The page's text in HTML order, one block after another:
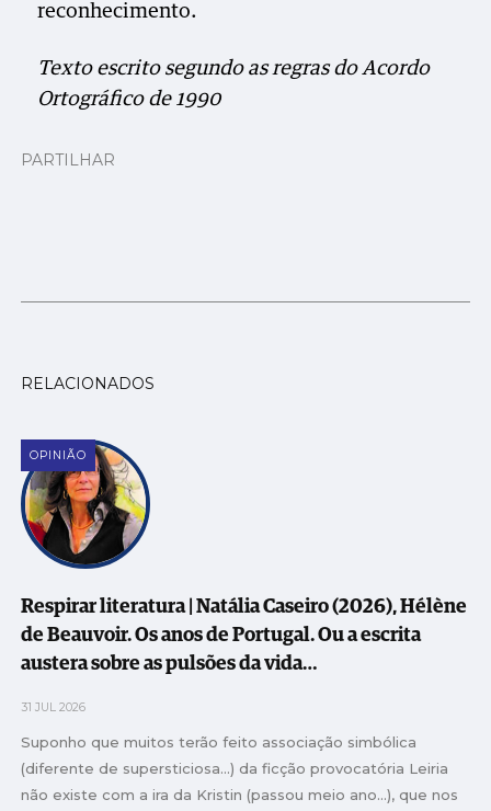
reconhecimento.
Texto escrito segundo as regras do Acordo
Ortográfico de 1990
PARTILHAR
RELACIONADOS
OPINIÃO
Respirar literatura | Natália Caseiro (2026), Hélène
de Beauvoir. Os anos de Portugal. Ou a escrita
austera sobre as pulsões da vida…
31 JUL 2026
Suponho que muitos terão feito associação simbólica
(diferente de supersticiosa…) da ficção provocatória Leiria
não existe com a ira da Kristin (passou meio ano…), que nos